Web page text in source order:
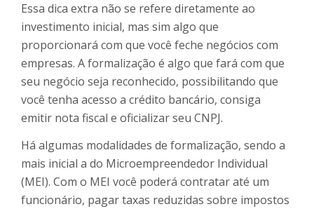
Essa dica extra não se refere diretamente ao
investimento inicial, mas sim algo que
proporcionará com que você feche negócios com
empresas. A formalização é algo que fará com que
seu negócio seja reconhecido, possibilitando que
você tenha acesso a crédito bancário, consiga
emitir nota fiscal e oficializar seu CNPJ.
Há algumas modalidades de formalização, sendo a
mais inicial a do Microempreendedor Individual
(MEI). Com o MEI você poderá contratar até um
funcionário, pagar taxas reduzidas sobre impostos